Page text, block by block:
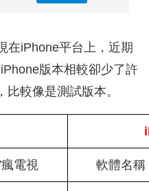
在iPhone平台上，近期
版本相較卻少了許
較像是測試版本。
電視 軟體名稱